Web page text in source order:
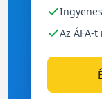
Az ÁFA-